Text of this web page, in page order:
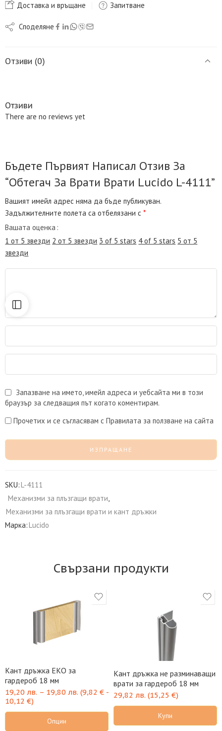
Доставка и връщане Запитване
Споделяне
Отзиви (0)
Отзиви
There are no reviews yet
Бъдете Първият Написал Отзив За
“Обтегач За Врати Врати Lucido L-4111”
Вашият имейл адрес няма да бъде публикуван.
Задължителните полета са отбелязани с*
Вашата оценка
1 от 5 звезди 2 от 5 звезди 3 of 5 stars 4 of 5 stars 5 от 5
звезди
Запазване на името, имейл адреса и уебсайта ми в този
браузър за следващия път когато коментирам.
Прочетих и се съгласявам с Правилата за ползване на сайта
SKU:L-4111
Механизми за плъзгащи врати,
Механизми за плъзгащи врати и кант дръжки
Марка:Lucido
Свързани продукти
Кант дръжка ЕКО за
гардероб 18 мм
19,20 лв. – 19,80 лв. (9,82 € -
10,12 €)
Опции
Кант дръжка не разминаващи
врати за гардероб 18 мм
29,82 лв. (15,25 €)
Купи